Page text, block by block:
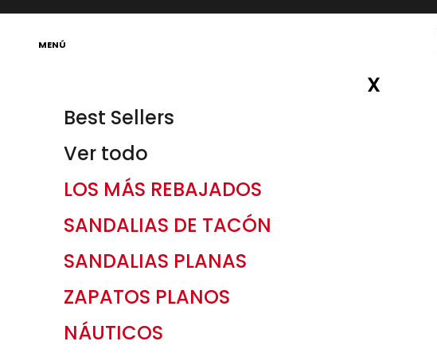
Abrir menú de navegación
MENÚ
Best Sellers
Ver todo
LOS MÁS REBAJADOS
SANDALIAS DE TACÓN
SANDALIAS PLANAS
ZAPATOS PLANOS
NÁUTICOS